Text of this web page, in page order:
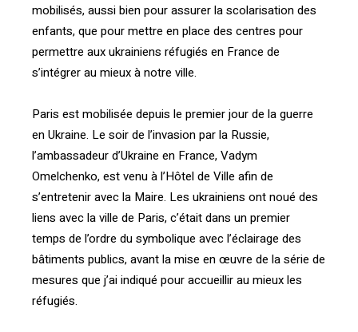
mobilisés, aussi bien pour assurer la scolarisation des
enfants, que pour mettre en place des centres pour
permettre aux ukrainiens réfugiés en France de
s’intégrer au mieux à notre ville.
Paris est mobilisée depuis le premier jour de la guerre
en Ukraine. Le soir de l’invasion par la Russie,
l’ambassadeur d’Ukraine en France, Vadym
Omelchenko, est venu à l’Hôtel de Ville afin de
s’entretenir avec la Maire. Les ukrainiens ont noué des
liens avec la ville de Paris, c’était dans un premier
temps de l’ordre du symbolique avec l’éclairage des
bâtiments publics, avant la mise en œuvre de la série de
mesures que j’ai indiqué pour accueillir au mieux les
réfugiés.